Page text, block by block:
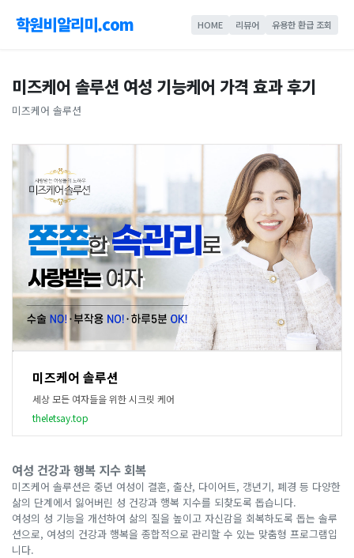
학원비알리미.com HOME 리뷰어 유용한 환급 조회
미즈케어 솔루션 여성 기능케어 가격 효과 후기
미즈케어 솔루션
미즈케어 솔루션
세상 모든 여자들을 위한 시크릿 케어
theletsay.top
여성 건강과 행복 지수 회복
미즈케어 솔루션은 중년 여성이 결혼, 출산, 다이어트, 갱년기, 폐경 등 다양한
삶의 단계에서 잃어버린 성 건강과 행복 지수를 되찾도록 돕습니다.
여성의 성 기능을 개선하여 삶의 질을 높이고 자신감을 회복하도록 돕는 솔루
션으로, 여성의 건강과 행복을 종합적으로 관리할 수 있는 맞춤형 프로그램입
니다.